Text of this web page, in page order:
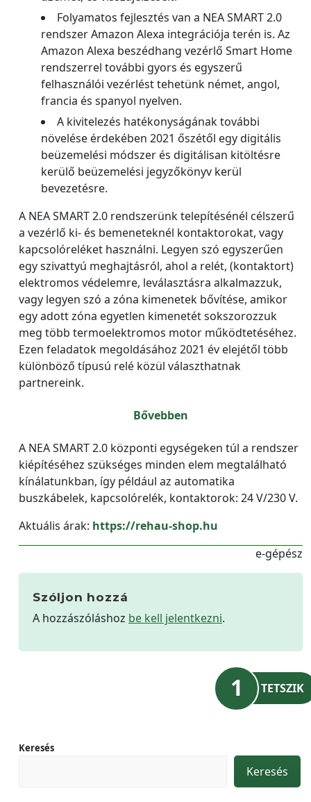
Folyamatos fejlesztés van a NEA SMART 2.0
rendszer Amazon Alexa integrációja terén is. Az
Amazon Alexa beszédhang vezérlő Smart Home
rendszerrel további gyors és egyszerű
felhasználói vezérlést tehetünk német, angol,
francia és spanyol nyelven.
A kivitelezés hatékonyságának további
növelése érdekében 2021 őszétől egy digitális
beüzemelési módszer és digitálisan kitöltésre
kerülő beüzemelési jegyzőkönyv kerül
bevezetésre.
A NEA SMART 2.0 rendszerünk telepítésénél célszerű
a vezérlő ki- és bemeneteknél kontaktorokat, vagy
kapcsolóreléket használni. Legyen szó egyszerűen
egy szivattyú meghajtásról, ahol a relét, (kontaktort)
elektromos védelemre, leválasztásra alkalmazzuk,
vagy legyen szó a zóna kimenetek bővítése, amikor
egy adott zóna egyetlen kimenetét sokszorozzuk
meg több termoelektromos motor működtetéséhez.
Ezen feladatok megoldásához 2021 év elejétől több
különböző típusú relé közül választhatnak
partnereink.
Bővebben
A NEA SMART 2.0 központi egységeken túl a rendszer
kiépítéséhez szükséges minden elem megtalálható
kínálatunkban, így például az automatika
buszkábelek, kapcsolórelék, kontaktorok: 24 V/230 V.
Aktuális árak: https://rehau-shop.hu
e-gépész
Szóljon hozzá
A hozzászóláshoz be kell jelentkezni.
1 TETSZIK
Keresés
Keresés